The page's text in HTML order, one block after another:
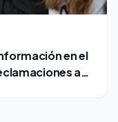
en el
al